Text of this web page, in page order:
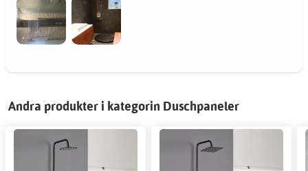
Andra produkter i kategorin Duschpaneler